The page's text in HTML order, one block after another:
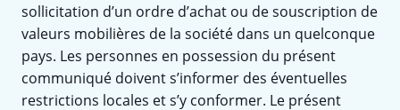
sollicitation d’un ordre d’achat ou de souscription de
valeurs mobilières de la société dans un quelconque
pays. Les personnes en possession du présent
communiqué doivent s’informer des éventuelles
restrictions locales et s’y conformer. Le présent